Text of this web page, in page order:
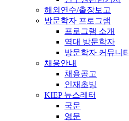
해외연수/출장보고
방문학자 프로그램
프로그램 소개
역대 방문학자
방문학자 커뮤니티
채용안내
채용공고
인재초빙
KIEP 뉴스레터
국문
영문